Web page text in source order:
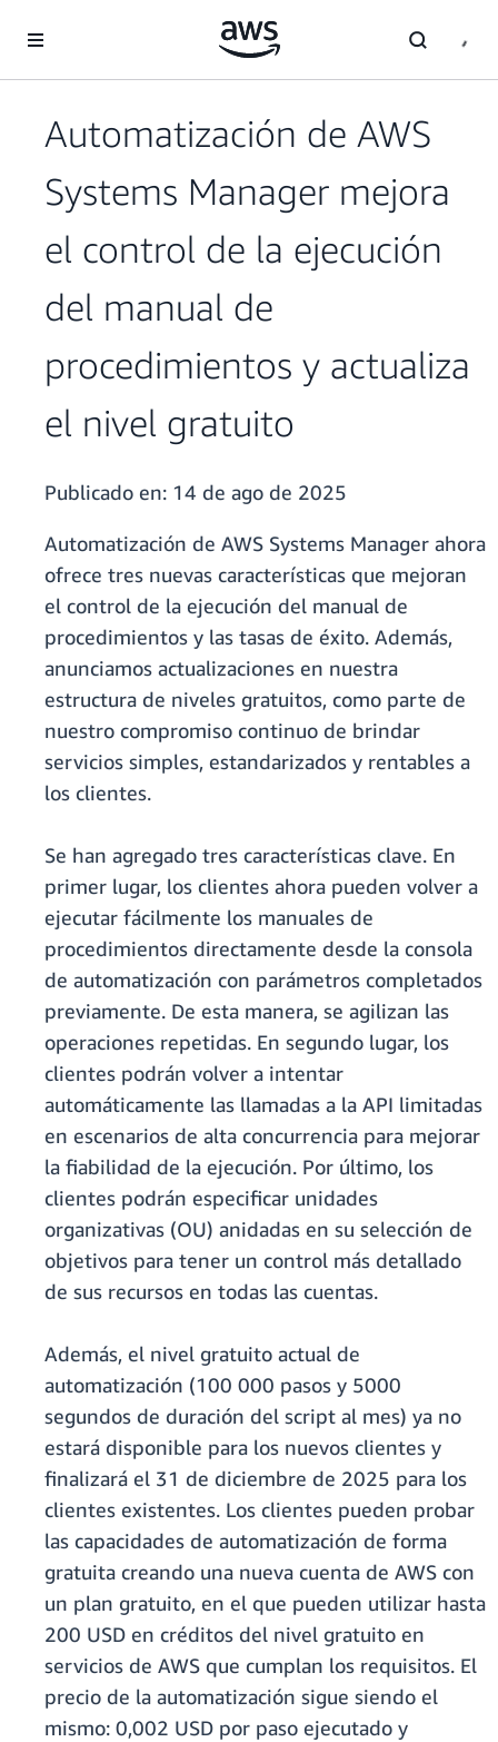
Automatización de AWS
Systems Manager mejora
el control de la ejecución
del manual de
procedimientos y actualiza
el nivel gratuito
Publicado en: 14 de ago de 2025
Automatización de AWS Systems Manager ahora
ofrece tres nuevas características que mejoran
el control de la ejecución del manual de
procedimientos y las tasas de éxito. Además,
anunciamos actualizaciones en nuestra
estructura de niveles gratuitos, como parte de
nuestro compromiso continuo de brindar
servicios simples, estandarizados y rentables a
los clientes.
Se han agregado tres características clave. En
primer lugar, los clientes ahora pueden volver a
ejecutar fácilmente los manuales de
procedimientos directamente desde la consola
de automatización con parámetros completados
previamente. De esta manera, se agilizan las
operaciones repetidas. En segundo lugar, los
clientes podrán volver a intentar
automáticamente las llamadas a la API limitadas
en escenarios de alta concurrencia para mejorar
la fiabilidad de la ejecución. Por último, los
clientes podrán especificar unidades
organizativas (OU) anidadas en su selección de
objetivos para tener un control más detallado
de sus recursos en todas las cuentas.
Además, el nivel gratuito actual de
automatización (100 000 pasos y 5000
segundos de duración del script al mes) ya no
estará disponible para los nuevos clientes y
finalizará el 31 de diciembre de 2025 para los
clientes existentes. Los clientes pueden probar
las capacidades de automatización de forma
gratuita creando una nueva cuenta de AWS con
un plan gratuito, en el que pueden utilizar hasta
200 USD en créditos del nivel gratuito en
servicios de AWS que cumplan los requisitos. El
precio de la automatización sigue siendo el
mismo: 0,002 USD por paso ejecutado y